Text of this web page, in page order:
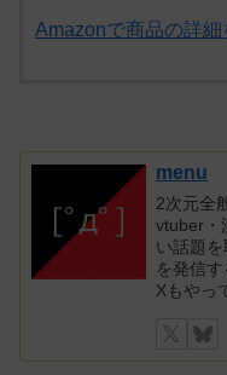
Amazonで商品の詳細
menu
2次元全
vtuber・
い話題
を発信す
Xもやっ